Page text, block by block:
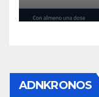
ADNKRONOS